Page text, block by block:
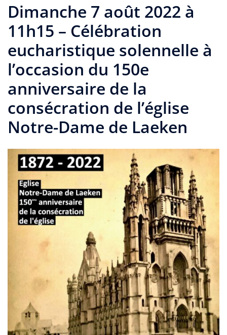
Dimanche 7 août 2022 à
11h15 – Célébration
eucharistique solennelle à
l’occasion du 150e
anniversaire de la
consécration de l’église
Notre-Dame de Laeken